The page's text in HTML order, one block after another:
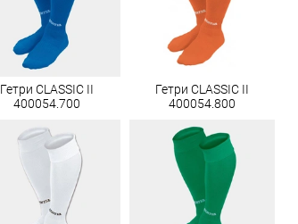
Гетри CLASSIC II
400054.700
Гетри CLASSIC II
400054.800